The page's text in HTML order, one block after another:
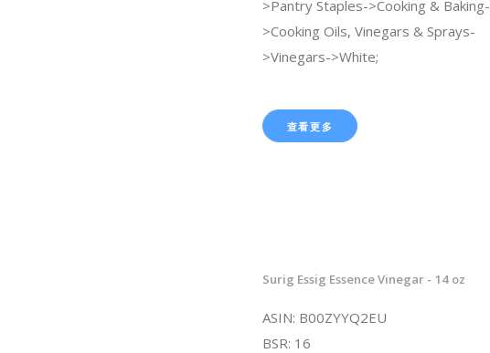
>Pantry Staples->Cooking & Baking-
>Cooking Oils, Vinegars & Sprays-
>Vinegars->White;
查看更多
Surig Essig Essence Vinegar - 14 oz
ASIN: B00ZYYQ2EU
BSR: 16